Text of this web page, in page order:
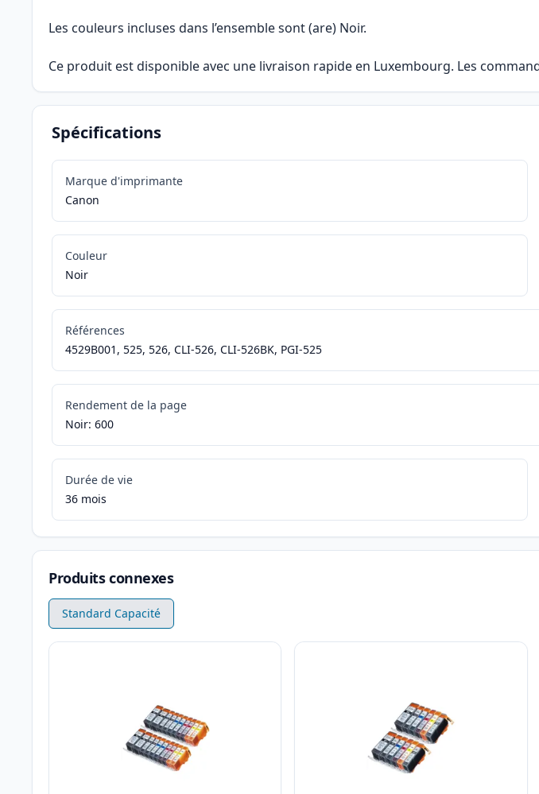
Les couleurs incluses dans l’ensemble sont (are) Noir.
Ce produit est disponible avec une livraison rapide en Luxembourg. Les
Spécifications
Marque d'imprimante
Canon
Couleur
Noir
Références
4529B001, 525, 526, CLI-526, CLI-526BK, PGI-525
Rendement de la page
Noir: 600
Durée de vie
36 mois
Produits connexes
Standard Capacité